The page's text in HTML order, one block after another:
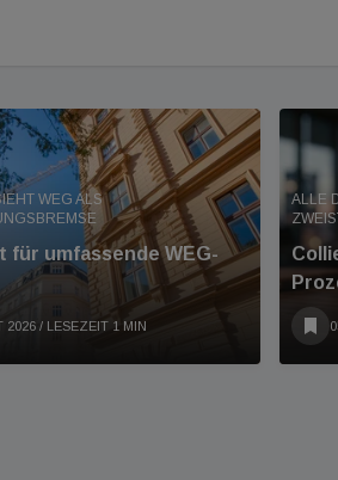
WEG ALS
für umfassende WEG-
2026 / LESEZEIT 1 MIN
ALLE